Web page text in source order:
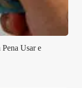
Usar e